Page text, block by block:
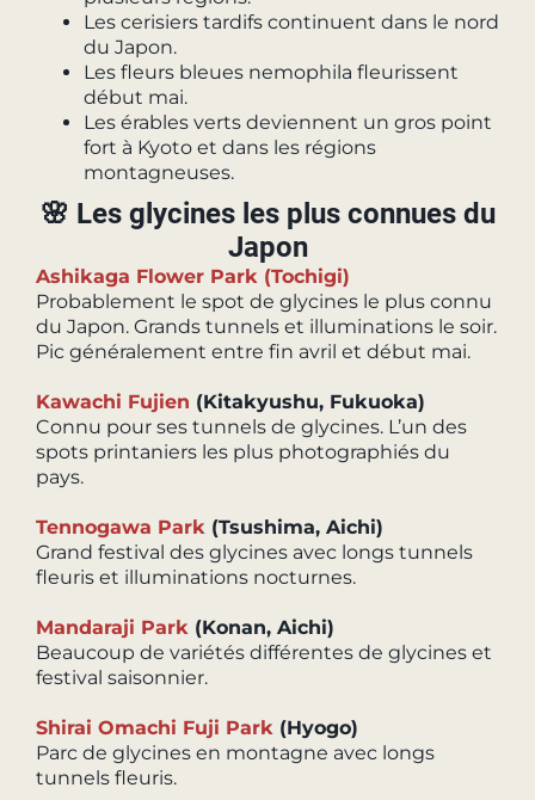
Les cerisiers tardifs continuent dans le nord
du Japon.
Les fleurs bleues nemophila fleurissent
début mai.
Les érables verts deviennent un gros point
fort à Kyoto et dans les régions
montagneuses.
🌸 Les glycines les plus connues du
Japon
Ashikaga Flower Park (Tochigi)
Probablement le spot de glycines le plus connu
du Japon. Grands tunnels et illuminations le soir.
Pic généralement entre fin avril et début mai.
Kawachi Fujien (Kitakyushu, Fukuoka)
Connu pour ses tunnels de glycines. L’un des
spots printaniers les plus photographiés du
pays.
Tennogawa Park (Tsushima, Aichi)
Grand festival des glycines avec longs tunnels
fleuris et illuminations nocturnes.
Mandaraji Park (Konan, Aichi)
Beaucoup de variétés différentes de glycines et
festival saisonnier.
Shirai Omachi Fuji Park (Hyogo)
Parc de glycines en montagne avec longs
tunnels fleuris.